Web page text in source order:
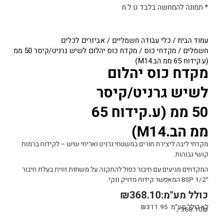
עמוד הבית/כלי עבודה חשמליים / אביזרים לכלים
חשמלים /מקדחי כוס
/ מקדח כוס יהלום לשיש גרניט/קיסר 50 ממ
(ע.קידוח 65 ממ הב.M14)
מקדח כוס יהלום
לשיש גרניט/קיסר
50 ממ (ע.קידוח 65
ממ הב.M14)
מקדחי ליבה ליצירת חורים במשטחי גרניט ואריחי שיש – לקידוח ברמות
קושי גבוהות.
המקדחים מגיעים עם חיבור כפול להתקנה על משחזת זווית בעלת חיבור
1/2″ BSP המאפשר קידוח מדויק ונקי.
₪368.10כולל מע"מ:
לא כולל מע״מ: ₪311.95
368.10₪ /
* תמונה להמחשה בלבד ט.ל.ח